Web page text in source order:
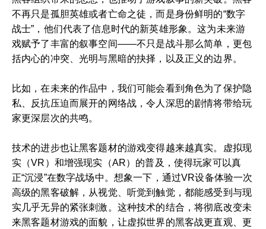
不再只是孤胆英雄或者亡命之徒，而是身份鲜明的“数字
战士”，他们代表了信息时代的新英雄形象。这为未来游
戏赋予了丰富的叙事空间——不只是战斗那么简单，更包
括内心的冲突、光明与黑暗的抉择，以及正义的边界。
比如，在未来的作品中，我们可能会看到角色为了保护隐
私、反抗压迫而展开的网络战，令人深思的剧情将带给玩
家更深层次的共鸣。
技术的进步也让黑客题材的游戏变得越来越真实。虚拟现
实（VR）和增强现实（AR）的普及，使得玩家可以真
正“沉浸”在数字战场中。想象一下，通过VR设备体验一次
高级的黑客破解，从视觉、听觉到触觉，都能感受到与现
实几乎无异的紧张刺激。这种技术的结合，将彻底改变未
来黑客题材游戏的面貌，让虚拟世界的黑客战更直观、更